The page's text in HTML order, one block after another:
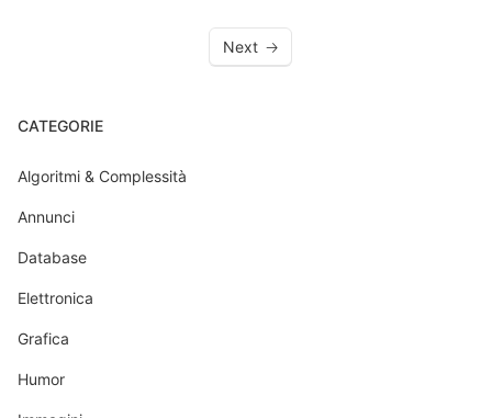
Next
CATEGORIE
Algoritmi & Complessità
Annunci
Database
Elettronica
Grafica
Humor